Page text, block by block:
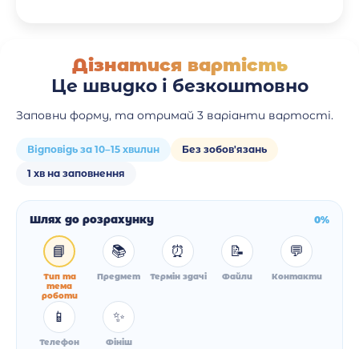
Дізнатися вартість
Це швидко і безкоштовно
Заповни форму, та отримай 3 варіанти вартості.
Відповідь за 10–15 хвилин
Без зобов'язань
1 хв на заповнення
Шлях до розрахунку 0%
📘
Тип та
тема
роботи
📚
Предмет
⏰
Термін здачі
📝
Файли
💬
Контакти
📱
Телефон
✨
Фініш